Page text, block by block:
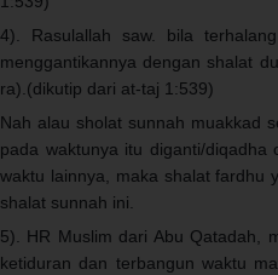
4). Rasulallah saw. bila
menggantikannya dengan shalat
ra).(dikutip dari at-taj 1:539)
Nah alau sholat sunnah muakkad
pada waktunya itu diganti/
waktu lainnya, maka shalat fardhu
shalat sunnah ini.
5). HR Muslim dari Abu Qatadah,
ketiduran dan terbangun waktu